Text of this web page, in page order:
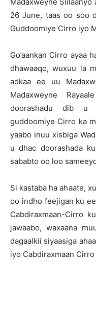
26 June, taas oo soo
Guddoomiye Cirro iyo
Go’aankan Cirro ayaa
dhawaaqo, wuxuu la
adkaa ee uu
Madaxweyne
doorashadu dib u
guddoomiye Cirro ka
yaabo inuu xisbiga
u dhac doorashada
sababto oo loo
Si kastaba ha ahaate,
oo indho feejigan ku
Cabdiraxmaan-Cirro
jawaabo, waxaana
dagaalkii siyaasiga
iyo Cabdiraxmaan